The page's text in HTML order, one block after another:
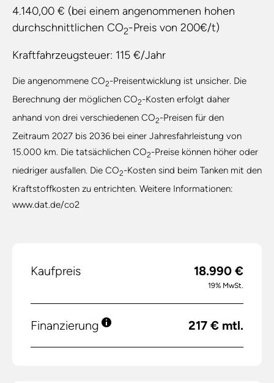
4.140,00 € (bei einem angenommenen hohen
durchschnittlichen CO2-Preis von 200€/t)
Kraftfahrzeugsteuer: 115 €/Jahr
Die angenommene CO2-Preisentwicklung ist unsicher. Die
Berechnung der möglichen CO2-Kosten erfolgt daher
anhand von drei verschiedenen CO2-Preisen für den
Zeitraum 2027 bis 2036 bei einer Jahresfahrleistung von
15.000 km. Die tatsächlichen CO2-Preise können höher oder
niedriger ausfallen. Die CO2-Kosten sind beim Tanken mit den
Kraftstoffkosten zu entrichten. Weitere Informationen:
www.dat.de/co2
Kaufpreis 18.990 €
19% MwSt.
Finanzierung 217 € mtl.